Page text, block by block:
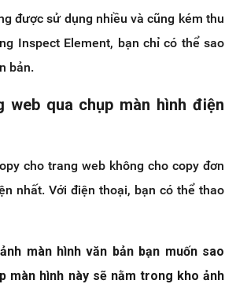
được sử dụng nhiều và cũng kém thu
Inspect Element, bạn chỉ có thể sao
bản.
web qua chụp màn hình điện
cho trang web không cho copy đơn
nhất. Với điện thoại, bạn có thể thao
màn hình văn bản bạn muốn sao
màn hình này sẽ nằm trong kho ảnh